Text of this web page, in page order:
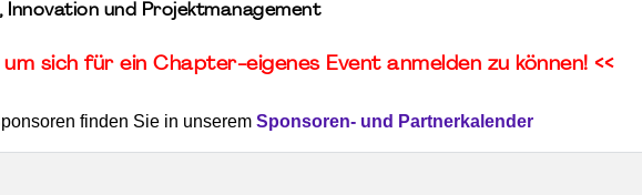
Innovation und Projektmanagement
um sich für ein Chapter-eigenes Event anmelden zu können! <<
finden Sie in unserem Sponsoren- und Partnerkalender